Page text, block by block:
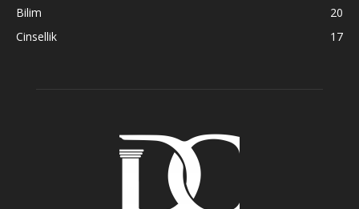
Bilim
20
Cinsellik
17